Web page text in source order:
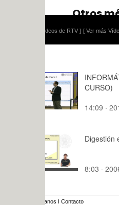
[ Ver más Vídeos didácticos ]
INFORMÁTICA II 1 (3º
CURSO)
14:09 · 2015
Digestión enzimática
8:03 · 2006